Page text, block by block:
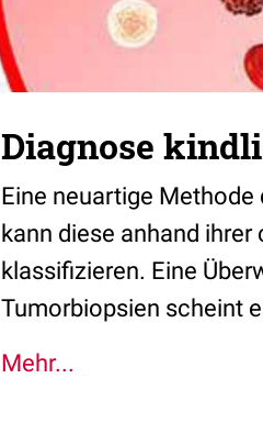
Diagnose
Eine neuartige Methode
kann diese anhand
klassifizieren. Eine
Tumorbiopsien scheint
Mehr...